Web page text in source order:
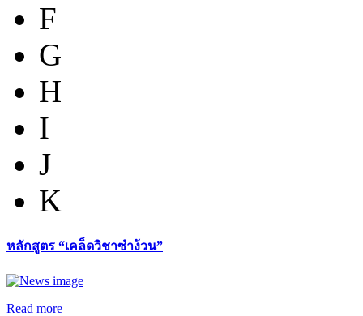
F
G
H
I
J
K
หลักสูตร “เคล็ดวิชาซำง้วน”
Read more